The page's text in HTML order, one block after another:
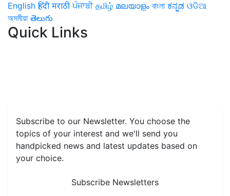
English हिंदी मराठी ਪੰਜਾਬੀ தமிழ் മലയാളം বাংলা ಕನ್ನಡ ଓଡିଆ
অসমীয়া తెలుగు
Quick Links
Subscribe to our Newsletter. You choose the
topics of your interest and we'll send you
handpicked news and latest updates based on
your choice.
Subscribe Newsletters